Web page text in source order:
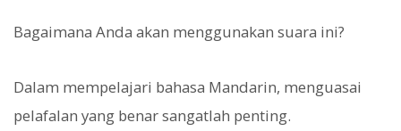
Bagaimana Anda akan menggunakan suara ini?
Dalam mempelajari bahasa Mandarin, menguasai
pelafalan yang benar sangatlah penting.